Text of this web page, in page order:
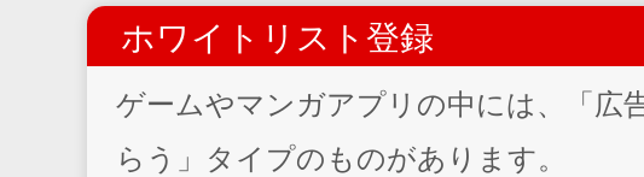
ホワイトリスト登録
ゲームやマンガアプリの中には、「広
らう」タイプのものがあります。